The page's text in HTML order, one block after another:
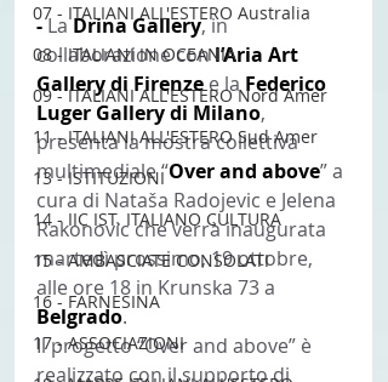
07 - ITALIANI ALL'ESTERO Australia
08 - ITALIANI IN OCEANIA
09 - ITALIANI ALL'ESTERO Nord Amer
11 - ITALIANI ALL'ESTERO Sud Amer
13 - ISTITUZIONI
14 - IIC IST. ITALIANO CULTURA
15 - AMBASCIATE CONSOLATI
16 - FARNESINA
17 - ASSOCIAZIONI
- La Drina Gallery, in
collaborazione con l’Aria Art
Gallery di Firenze e la Federico
Luger Gallery di Milano,
presenta la mostra collettiva
multimediale “Over and above” a
cura di Nataša Radojevic e Jelena
Rakonovic che verrà inaugurata
martedì prossimo, 19 ottobre,
alle ore 18 in Krunska 73 a
Belgrado.
Il progetto “Over and above” è
realizzato con il supporto di